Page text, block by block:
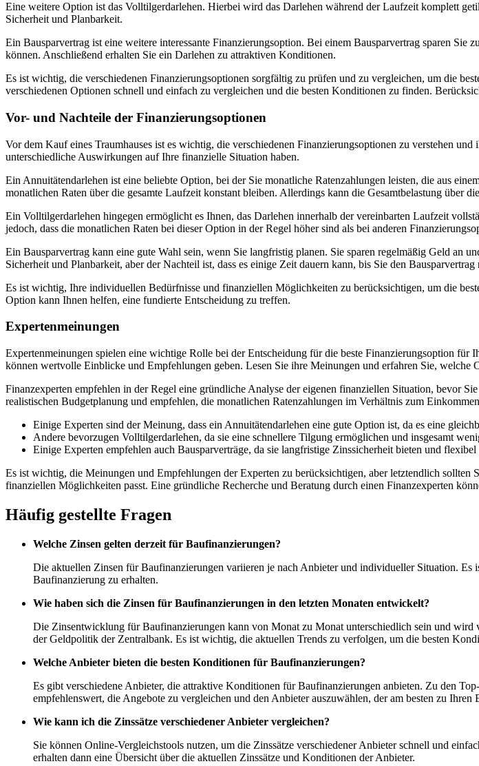
Eine weitere Option ist das Volltilgerdarlehen. Hierbei wird das Darlehen während der Laufzeit komplett
Sicherheit und Planbarkeit.
Ein Bausparvertrag ist eine weitere interessante Finanzierungsoption. Bei einem Bausparvertrag sparen
können. Anschließend erhalten Sie ein Darlehen zu attraktiven Konditionen.
Es ist wichtig, die verschiedenen Finanzierungsoptionen sorgfältig zu prüfen und zu vergleichen, um die
verschiedenen Optionen schnell und einfach zu vergleichen und die besten Konditionen zu finden.
Vor- und Nachteile der Finanzierungsoptionen
Vor dem Kauf eines Traumhauses ist es wichtig, die verschiedenen Finanzierungsoptionen zu verstehen
unterschiedliche Auswirkungen auf Ihre finanzielle Situation haben.
Ein Annuitätendarlehen ist eine beliebte Option, bei der Sie monatliche Ratenzahlungen leisten, die aus
monatlichen Raten über die gesamte Laufzeit konstant bleiben. Allerdings kann die Gesamtbelastung über
Ein Volltilgerdarlehen hingegen ermöglicht es Ihnen, das Darlehen innerhalb der vereinbarten Laufzeit
jedoch, dass die monatlichen Raten bei dieser Option in der Regel höher sind als bei anderen
Ein Bausparvertrag kann eine gute Wahl sein, wenn Sie langfristig planen. Sie sparen regelmäßig Geld an
Sicherheit und Planbarkeit, aber der Nachteil ist, dass es einige Zeit dauern kann, bis Sie den Bausparvertrag
Es ist wichtig, Ihre individuellen Bedürfnisse und finanziellen Möglichkeiten zu berücksichtigen, um die
Option kann Ihnen helfen, eine fundierte Entscheidung zu treffen.
Expertenmeinungen
Expertenmeinungen spielen eine wichtige Rolle bei der Entscheidung für die beste Finanzierungsoption für
können wertvolle Einblicke und Empfehlungen geben. Lesen Sie ihre Meinungen und erfahren Sie, welche
Finanzexperten empfehlen in der Regel eine gründliche Analyse der eigenen finanziellen Situation, bevor
realistischen Budgetplanung und empfehlen, die monatlichen Ratenzahlungen im Verhältnis zum
Einige Experten sind der Meinung, dass ein Annuitätendarlehen eine gute Option ist, da es eine
Andere bevorzugen Volltilgerdarlehen, da sie eine schnellere Tilgung ermöglichen und insgesamt
Einige Experten empfehlen auch Bausparverträge, da sie langfristige Zinssicherheit bieten und
Es ist wichtig, die Meinungen und Empfehlungen der Experten zu berücksichtigen, aber letztendlich
finanziellen Möglichkeiten passt. Eine gründliche Recherche und Beratung durch einen Finanzexperten
Häufig gestellte Fragen
Welche Zinsen gelten derzeit für Baufinanzierungen?
Die aktuellen Zinsen für Baufinanzierungen variieren je nach Anbieter und individueller Situation.
Baufinanzierung zu erhalten.
Wie haben sich die Zinsen für Baufinanzierungen in den letzten Monaten entwickelt?
Die Zinsentwicklung für Baufinanzierungen kann von Monat zu Monat unterschiedlich sein und
der Geldpolitik der Zentralbank. Es ist wichtig, die aktuellen Trends zu verfolgen, um die besten
Welche Anbieter bieten die besten Konditionen für Baufinanzierungen?
Es gibt verschiedene Anbieter, die attraktive Konditionen für Baufinanzierungen anbieten. Zu den
empfehlenswert, die Angebote zu vergleichen und den Anbieter auszuwählen, der am besten zu Ihren
Wie kann ich die Zinssätze verschiedener Anbieter vergleichen?
Sie können Online-Vergleichstools nutzen, um die Zinssätze verschiedener Anbieter schnell und
erhalten dann eine Übersicht über die aktuellen Zinssätze und Konditionen der Anbieter.